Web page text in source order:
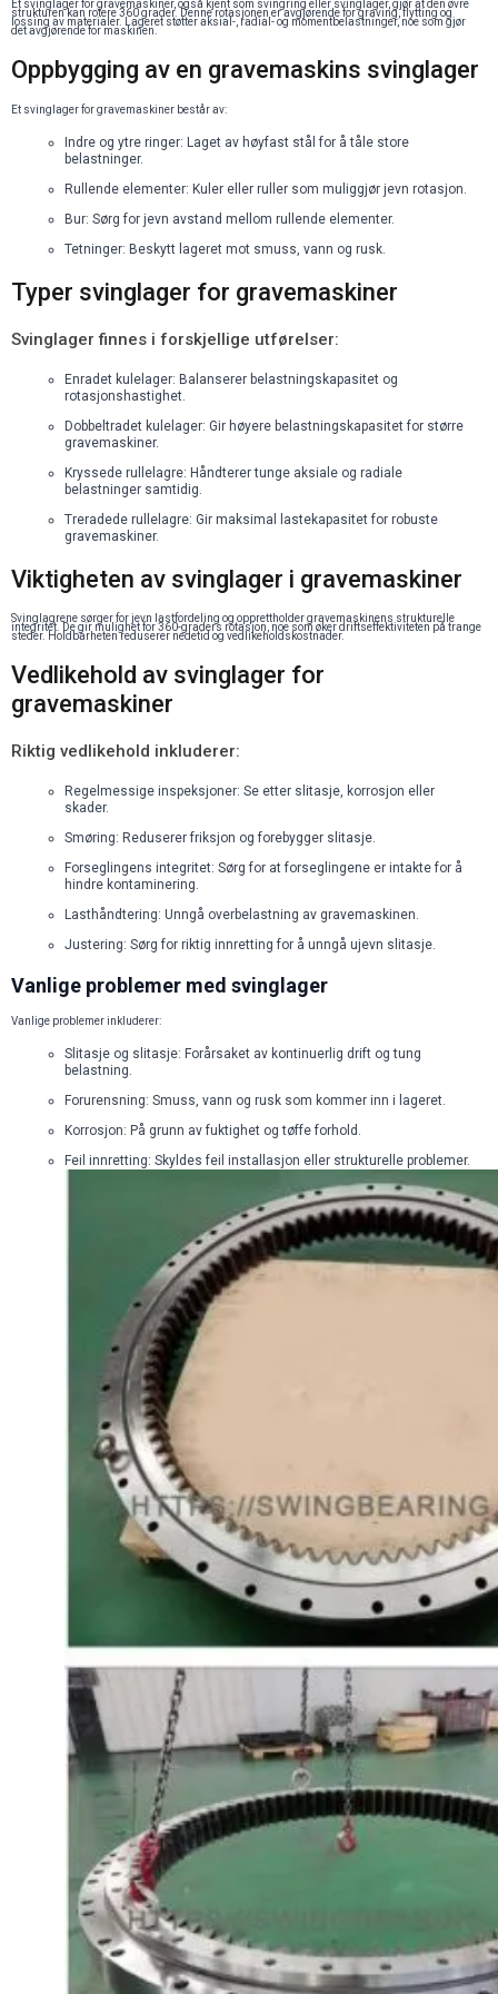
Et svinglager for gravemaskiner, også kjent som svingring eller svinglager, gjør at den øvre
strukturen kan rotere 360 grader. Denne rotasjonen er avgjørende for graving, flytting og
lossing av materialer. Lageret støtter aksial-, radial- og momentbelastninger, noe som gjør
det avgjørende for maskinen.
Oppbygging av en gravemaskins svinglager
Et svinglager for gravemaskiner består av:
Indre og ytre ringer: Laget av høyfast stål for å tåle store
belastninger.
Rullende elementer: Kuler eller ruller som muliggjør jevn rotasjon.
Bur: Sørg for jevn avstand mellom rullende elementer.
Tetninger: Beskytt lageret mot smuss, vann og rusk.
Typer svinglager for gravemaskiner
Svinglager finnes i forskjellige utførelser:
Enradet kulelager: Balanserer belastningskapasitet og
rotasjonshastighet.
Dobbeltradet kulelager: Gir høyere belastningskapasitet for større
gravemaskiner.
Kryssede rullelagre: Håndterer tunge aksiale og radiale
belastninger samtidig.
Treradede rullelagre: Gir maksimal lastekapasitet for robuste
gravemaskiner.
Viktigheten av svinglager i gravemaskiner
Svinglagrene sørger for jevn lastfordeling og opprettholder gravemaskinens strukturelle
integritet. De gir mulighet for 360-graders rotasjon, noe som øker driftseffektiviteten på trange
steder. Holdbarheten reduserer nedetid og vedlikeholdskostnader.
Vedlikehold av svinglager for
gravemaskiner
Riktig vedlikehold inkluderer:
Regelmessige inspeksjoner: Se etter slitasje, korrosjon eller
skader.
Smøring: Reduserer friksjon og forebygger slitasje.
Forseglingens integritet: Sørg for at forseglingene er intakte for å
hindre kontaminering.
Lasthåndtering: Unngå overbelastning av gravemaskinen.
Justering: Sørg for riktig innretting for å unngå ujevn slitasje.
Vanlige problemer med svinglager
Vanlige problemer inkluderer:
Slitasje og slitasje: Forårsaket av kontinuerlig drift og tung
belastning.
Forurensning: Smuss, vann og rusk som kommer inn i lageret.
Korrosjon: På grunn av fuktighet og tøffe forhold.
Feil innretting: Skyldes feil installasjon eller strukturelle problemer.